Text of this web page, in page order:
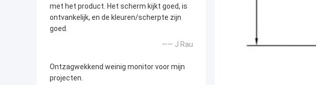
met het product. Het scherm kijkt goed, is
ontvankelijk, en de kleuren/scherpte zijn
goed.
—— J Rau
Ontzagwekkend weinig monitor voor mijn
projecten.